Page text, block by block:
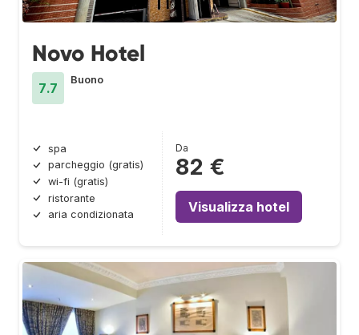
Novo Hotel
7.7
Buono
spa
parcheggio (gratis)
wi-fi (gratis)
ristorante
aria condizionata
Da
82 €
Visualizza hotel